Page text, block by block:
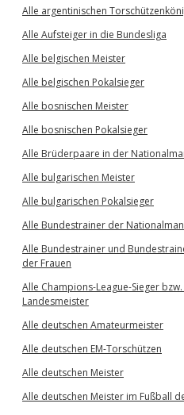
Alle argentinischen
Alle Aufsteiger in die Bundesliga
Alle belgischen Meister
Alle belgischen Pokalsieger
Alle bosnischen Meister
Alle bosnischen Pokalsieger
Alle Brüderpaare in der
Alle bulgarischen Meister
Alle bulgarischen Pokalsieger
Alle Bundestrainer der
Alle Bundestrainer und
der Frauen
Alle Champions-League-Sieger
Landesmeister
Alle deutschen Amateurmeister
Alle deutschen EM-Torschützen
Alle deutschen Meister
Alle deutschen Meister im Fußball